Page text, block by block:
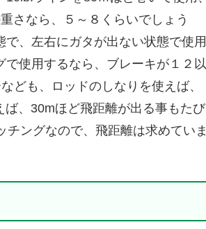
さなら、５～８くらいでしょう
、左右にガタが出ない状態で使用
使用するなら、ブレーキが１２以
ども、ロッドのしなりを使えば、
、30mほど飛距離が出る事もたび
ングなので、飛距離は求めていま